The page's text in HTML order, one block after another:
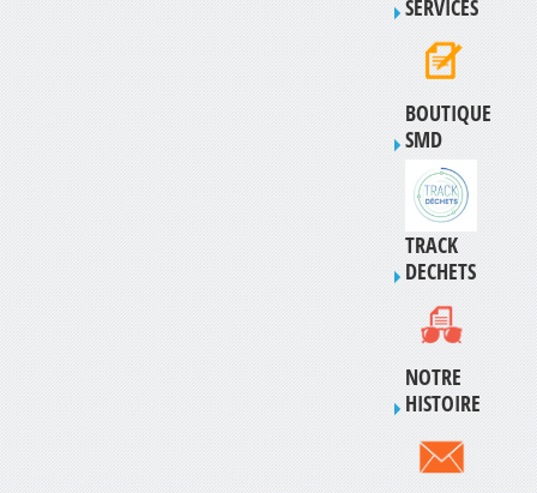
SERVICES
BOUTIQUE
SMD
TRACK
DECHETS
NOTRE
HISTOIRE